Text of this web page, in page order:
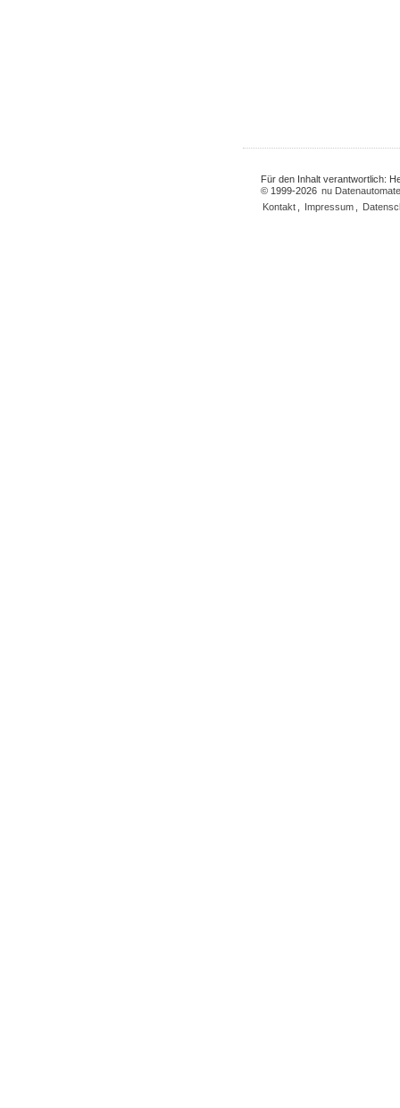
Für den Inhalt verantwortlich:
© 1999-2026 nu
Kontakt
Impressum